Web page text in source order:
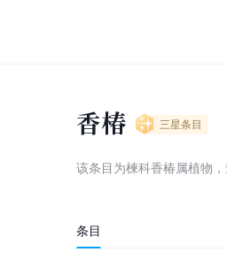
香椿 三星条目
该条目为楝科香椿属植物 ，
条目